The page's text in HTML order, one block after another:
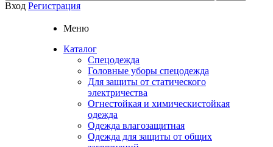
Вход Регистрация
Меню
Каталог
Спецодежда
Головные уборы спецодежда
Для защиты от статического
электричества
Огнестойкая и химическистойкая
одежда
Одежда влагозащитная
Одежда для защиты от общих